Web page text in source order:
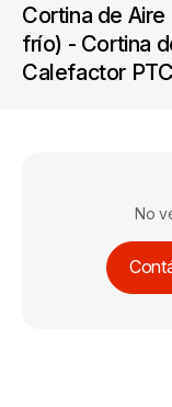
Cortina de
frío) - Cortina
Calefactor PTC
No